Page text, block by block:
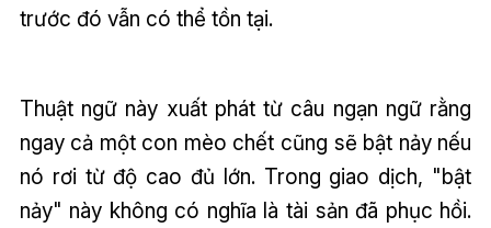
trước đó vẫn có thể tồn tại.
Thuật ngữ này xuất phát từ câu ngạn ngữ rằng
ngay cả một con mèo chết cũng sẽ bật nảy nếu
nó rơi từ độ cao đủ lớn. Trong giao dịch, "bật
nảy" này không có nghĩa là tài sản đã phục hồi.